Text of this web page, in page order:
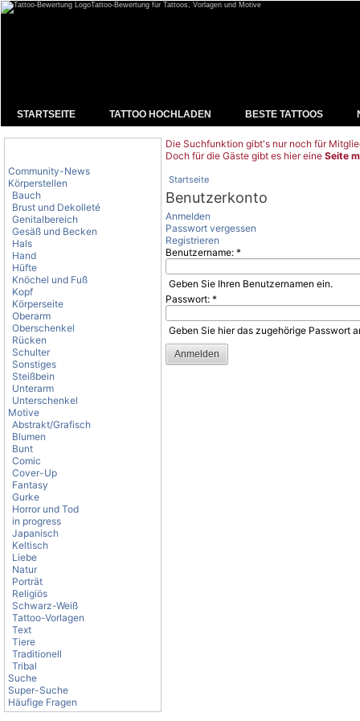
Tattoo-Bewertung für Tattoos, Vorlagen und Motive
STARTSEITE TATTOO HOCHLADEN BESTE TATTOOS
Community-News
Körperstellen
Bauch
Brust und Dekolleté
Genitalbereich
Gesäß und Becken
Hals
Hand
Hüfte
Knöchel und Fuß
Kopf
Körperseite
Oberarm
Oberschenkel
Rücken
Schulter
Sonstiges
Steißbein
Unterarm
Unterschenkel
Motive
Abstrakt/Grafisch
Blumen
Bunt
Comic
Cover-Up
Fantasy
Gurke
Horror und Tod
in progress
Japanisch
Keltisch
Liebe
Natur
Porträt
Religiös
Schwarz-Weiß
Tattoo-Vorlagen
Text
Tiere
Traditionell
Tribal
Suche
Super-Suche
Häufige Fragen
Die Suchfunktion gibt's nur noch für
Doch für die Gäste gibt es hier eine Seite
Startseite
Benutzerkonto
Anmelden
Passwort vergessen
Registrieren
Benutzername: *
Geben Sie Ihren Benutzernamen ein.
Passwort: *
Geben Sie hier das zugehörige Passwort